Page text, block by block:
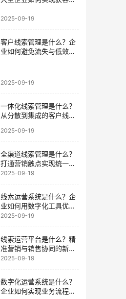
2025-09-19
客户线索管理是什么？企
业如何避免流失与低效跟
2025-09-19
一体化线索管理是什么？
从分散到集成的客户线索
2025-09-19
全渠道线索管理是什么？
打通营销触点实现统一数
据运营的路径
2025-09-19
线索运营系统是什么？企
业如何用数字化工具优化
客户全周期
2025-09-19
线索运营平台是什么？精
准营销与销售协同的新增
长引擎
2025-09-19
数字化运营系统是什么？
企业如何实现业务流程与